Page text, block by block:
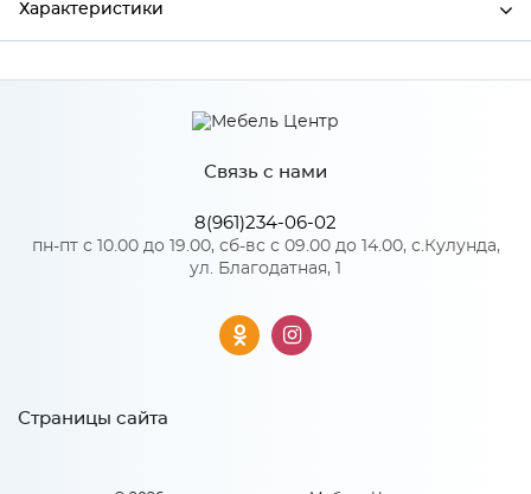
Характеристики
Ширина 3000
50
0.5
СКИФ
Связь с нами
8(961)234-06-02
пн-пт с 10.00 до 19.00, сб-вс с 09.00 до 14.00, с.Кулунда,
ул. Благодатная, 1
Страницы сайта